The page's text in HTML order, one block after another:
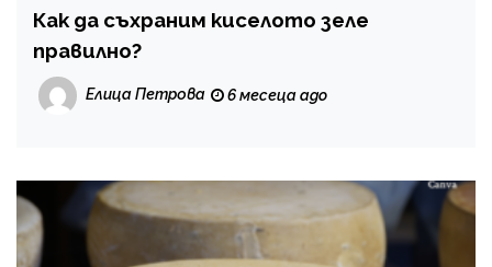
Как да съхраним киселото зеле
правилно?
Елица Петрова 6 месеца ago